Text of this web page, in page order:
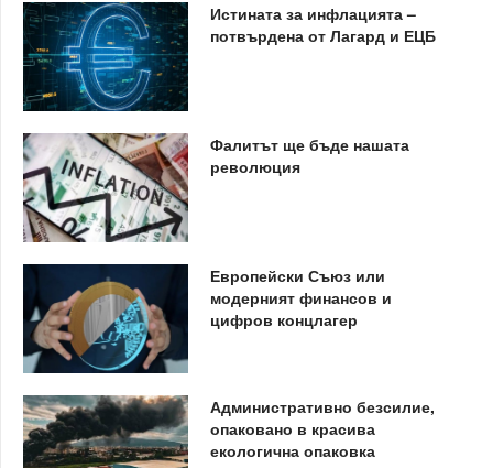
Истината за инфлацията –
потвърдена от Лагард и ЕЦБ
Фалитът ще бъде нашата
революция
Европейски Съюз или
модерният финансов и
цифров концлагер
Административно безсилие,
опаковано в красива
екологична опаковка